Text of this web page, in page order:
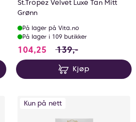
St.Tropez Velvet Luxe Tan Mitt
Grønn
På lager på Vita.no
På lager i 109 butikker
104,25 104.25 i stedet for
139,-
Kjøp
Kun på nett